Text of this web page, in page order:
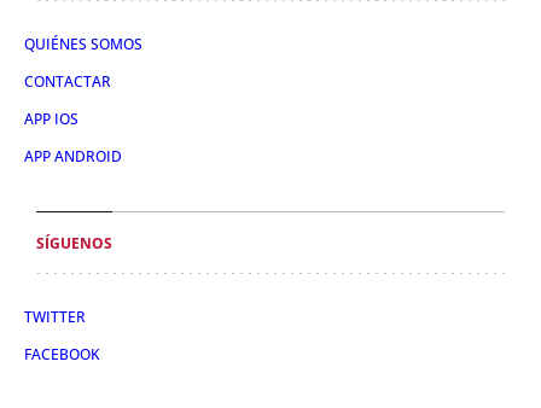
QUIÉNES SOMOS
CONTACTAR
APP IOS
APP ANDROID
SÍGUENOS
TWITTER
FACEBOOK